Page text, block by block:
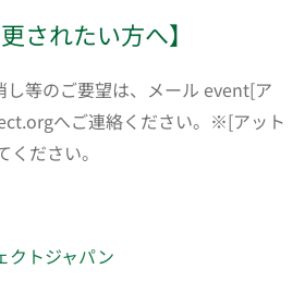
されたい方へ】
等のご要望は、メール event[ア
へご連絡ください。※[アット
ださい。
クトジャパン